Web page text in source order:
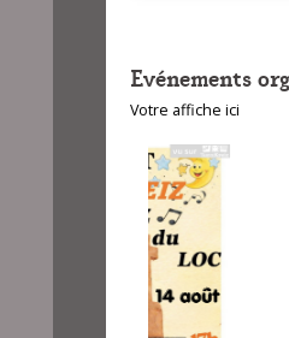
Evénements
Votre affiche ici